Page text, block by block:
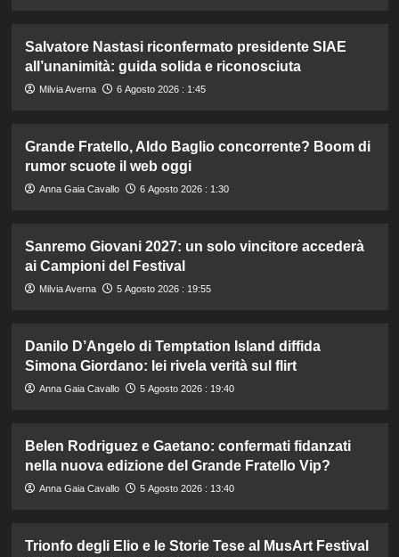
Salvatore Nastasi riconfermato presidente SIAE
all’unanimità: guida solida e riconosciuta
Milvia Averna 6 Agosto 2026 : 1:45
Grande Fratello, Aldo Baglio concorrente? Boom di
rumor scuote il web oggi
Anna Gaia Cavallo 6 Agosto 2026 : 1:30
Sanremo Giovani 2027: un solo vincitore accederà
ai Campioni del Festival
Milvia Averna 5 Agosto 2026 : 19:55
Danilo D’Angelo di Temptation Island diffida
Simona Giordano: lei rivela verità sul flirt
Anna Gaia Cavallo 5 Agosto 2026 : 19:40
Belen Rodriguez e Gaetano: confermati fidanzati
nella nuova edizione del Grande Fratello Vip?
Anna Gaia Cavallo 5 Agosto 2026 : 13:40
Trionfo degli Elio e le Storie Tese al MusArt Festival